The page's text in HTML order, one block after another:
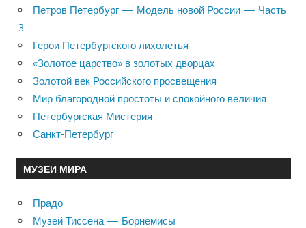
Петров Петербург — Модель новой России — Часть
3
Герои Петербургского лихолетья
«Золотое царство» в золотых дворцах
Золотой век Российского просвещения
Мир благородной простоты и спокойного величия
Петербургская Мистерия
Санкт-Петербург
МУЗЕИ МИРА
Прадо
Музей Тиссена — Борнемисы